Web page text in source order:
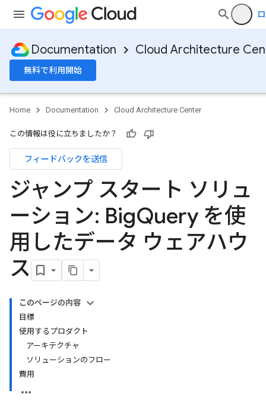
Documentation Cloud Architecture
無料で利用開始
Home Documentation Cloud Architecture Center
この情報は役に立ちましたか？
フィードバックを送信
ジャンプ スタート ソリュ
ーション: BigQuery を使
用したデータ ウェアハウ
ス
このページの内容
目標
使用するプロダクト
アーキテクチャ
ソリューションのフロー
費用